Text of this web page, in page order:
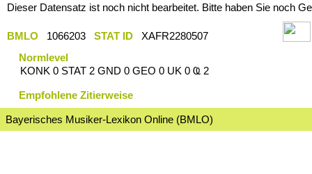
Dieser Datensatz ist noch nicht bearbeitet. Bitte haben Sie noch
BMLO 1066203 STAT ID
XAFR2280507
Normlevel
KONK 0 STAT 2 GND 0 GEO 0 UK 0 Ҩ 2
Empfohlene Zitierweise
Bayerisches Musiker-Lexikon Online (BMLO)